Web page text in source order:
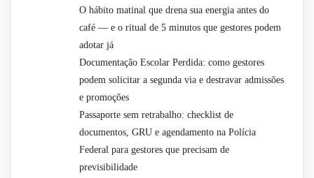
O hábito matinal que drena sua energia antes do
café — e o ritual de 5 minutos que gestores podem
adotar já
Documentação Escolar Perdida: como gestores
podem solicitar a segunda via e destravar admissões
e promoções
Passaporte sem retrabalho: checklist de
documentos, GRU e agendamento na Polícia
Federal para gestores que precisam de
previsibilidade